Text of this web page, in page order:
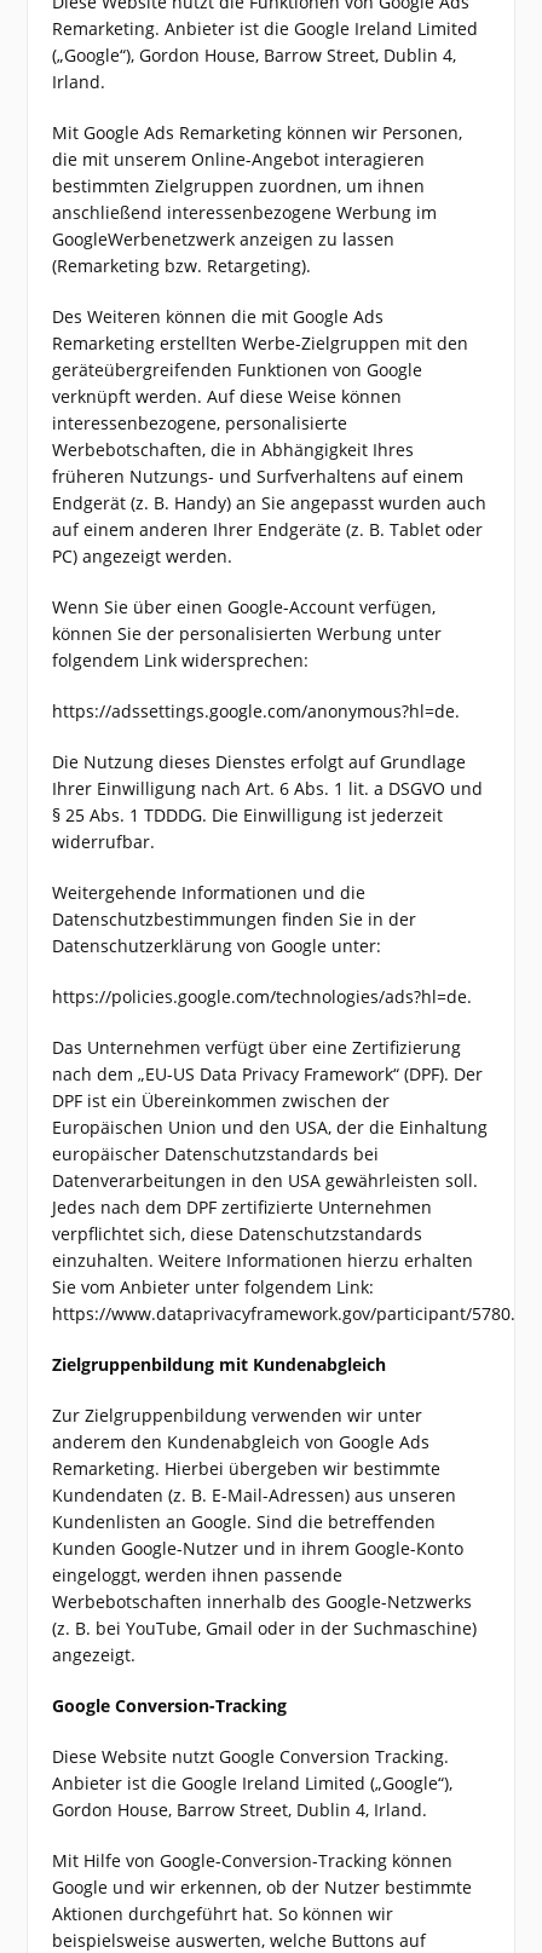
Remarketing. Anbieter ist die Google Ireland Limited
(„Google“), Gordon House, Barrow Street, Dublin 4,
Irland.
Mit Google Ads Remarketing können wir Personen,
die mit unserem Online-Angebot interagieren
bestimmten Zielgruppen zuordnen, um ihnen
anschließend interessenbezogene Werbung im
GoogleWerbenetzwerk anzeigen zu lassen
(Remarketing bzw. Retargeting).
Des Weiteren können die mit Google Ads
Remarketing erstellten Werbe-Zielgruppen mit den
geräteübergreifenden Funktionen von Google
verknüpft werden. Auf diese Weise können
interessenbezogene, personalisierte
Werbebotschaften, die in Abhängigkeit Ihres
früheren Nutzungs- und Surfverhaltens auf einem
Endgerät (z. B. Handy) an Sie angepasst wurden auch
auf einem anderen Ihrer Endgeräte (z. B. Tablet oder
PC) angezeigt werden.
Wenn Sie über einen Google-Account verfügen,
können Sie der personalisierten Werbung unter
folgendem Link widersprechen:
https://adssettings.google.com/anonymous?hl=de.
Die Nutzung dieses Dienstes erfolgt auf Grundlage
Ihrer Einwilligung nach Art. 6 Abs. 1 lit. a DSGVO und
§ 25 Abs. 1 TDDDG. Die Einwilligung ist jederzeit
widerrufbar.
Weitergehende Informationen und die
Datenschutzbestimmungen finden Sie in der
Datenschutzerklärung von Google unter:
https://policies.google.com/technologies/ads?hl=de.
Das Unternehmen verfügt über eine Zertifizierung
nach dem „EU-US Data Privacy Framework“ (DPF). Der
DPF ist ein Übereinkommen zwischen der
Europäischen Union und den USA, der die Einhaltung
europäischer Datenschutzstandards bei
Datenverarbeitungen in den USA gewährleisten soll.
Jedes nach dem DPF zertifizierte Unternehmen
verpflichtet sich, diese Datenschutzstandards
einzuhalten. Weitere Informationen hierzu erhalten
Sie vom Anbieter unter folgendem Link:
https://www.dataprivacyframework.gov/participant/5780.
Zielgruppenbildung mit Kundenabgleich
Zur Zielgruppenbildung verwenden wir unter
anderem den Kundenabgleich von Google Ads
Remarketing. Hierbei übergeben wir bestimmte
Kundendaten (z. B. E-Mail-Adressen) aus unseren
Kundenlisten an Google. Sind die betreffenden
Kunden Google-Nutzer und in ihrem Google-Konto
eingeloggt, werden ihnen passende
Werbebotschaften innerhalb des Google-Netzwerks
(z. B. bei YouTube, Gmail oder in der Suchmaschine)
angezeigt.
Google Conversion-Tracking
Diese Website nutzt Google Conversion Tracking.
Anbieter ist die Google Ireland Limited („Google“),
Gordon House, Barrow Street, Dublin 4, Irland.
Mit Hilfe von Google-Conversion-Tracking können
Google und wir erkennen, ob der Nutzer bestimmte
Aktionen durchgeführt hat. So können wir
beispielsweise auswerten, welche Buttons auf